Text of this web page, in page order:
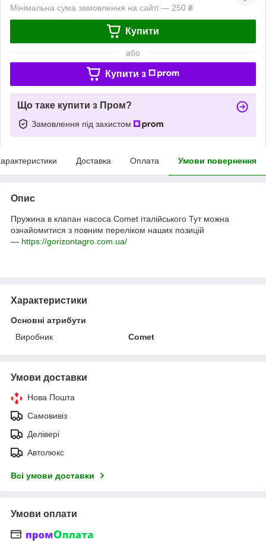
Мінімальна сума замовлення на сайті — 250 ₴
Купити
або
Купити з
Що таке купити з Пром?
Замовлення під захистом
Доставка Оплата Умови повернення
Опис
Пружина в клапан насоса Comet італійського Тут можна
ознайомитися з повним переліком наших позицій
— https://gorizontagro.com.ua/
Характеристики
Основні атрибути
Виробник
Comet
Умови доставки
Нова Пошта
Самовивіз
Делівері
Автолюкс
Всі умови доставки
Умови оплати